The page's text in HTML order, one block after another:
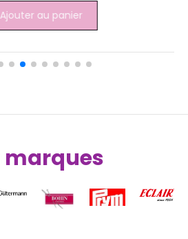
Ajouter au panier
marques